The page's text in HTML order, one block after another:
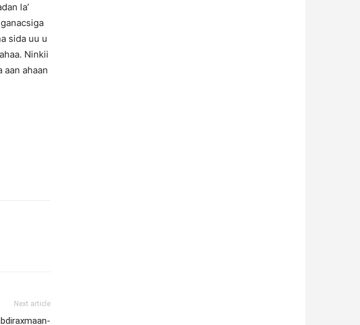
la’
sida uu u
Ninkii
aan ahaan
Next article